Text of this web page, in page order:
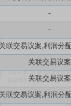
-
-
关联交易议案,利润分
关联交易议案
关联交易议案
关联交易议案,利润分